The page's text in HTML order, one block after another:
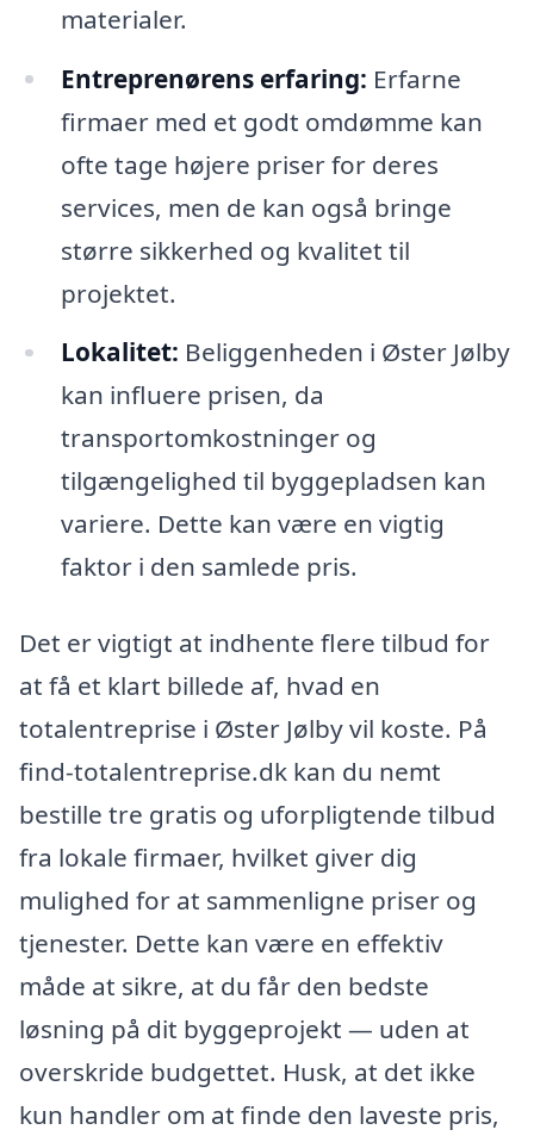
materialer.
Entreprenørens erfaring: Erfarne
firmaer med et godt omdømme kan
ofte tage højere priser for deres
services, men de kan også bringe
større sikkerhed og kvalitet til
projektet.
Lokalitet: Beliggenheden i Øster Jølby
kan influere prisen, da
transportomkostninger og
tilgængelighed til byggepladsen kan
variere. Dette kan være en vigtig
faktor i den samlede pris.
Det er vigtigt at indhente flere tilbud for
at få et klart billede af, hvad en
totalentreprise i Øster Jølby vil koste. På
find-totalentreprise.dk kan du nemt
bestille tre gratis og uforpligtende tilbud
fra lokale firmaer, hvilket giver dig
mulighed for at sammenligne priser og
tjenester. Dette kan være en effektiv
måde at sikre, at du får den bedste
løsning på dit byggeprojekt — uden at
overskride budgettet. Husk, at det ikke
kun handler om at finde den laveste pris,